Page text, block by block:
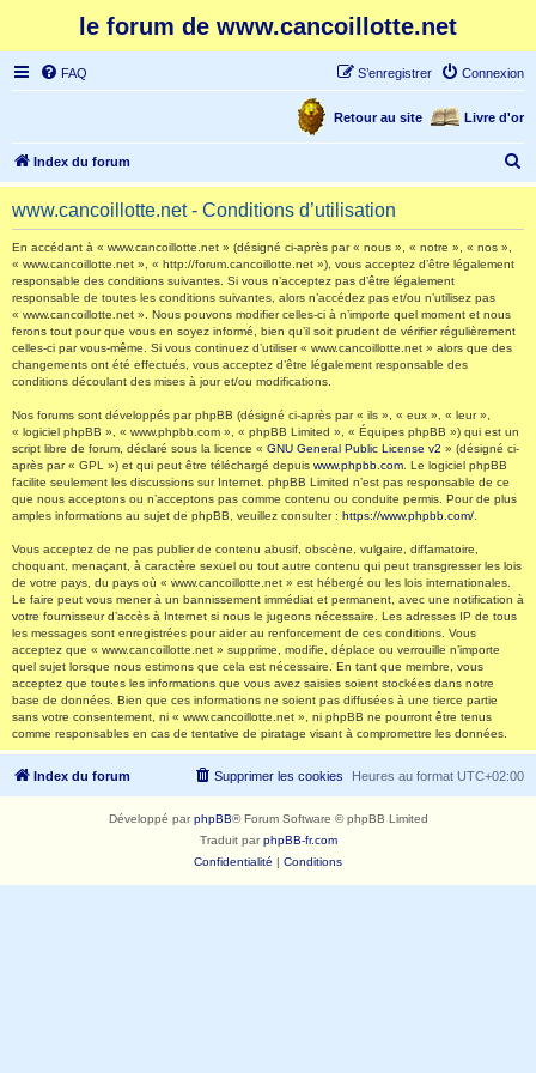
le forum de www.cancoillotte.net
FAQ Connexion
S’enregistrer
Livre d'or
Retour au site
Index du forum
e
www.cancoillotte.net - Conditions d’utilisation
En accédant à « www.cancoillotte.net » (désigné ci-après par « nous », « notre », « nos »,
« www.cancoillotte.net », « http://forum.cancoillotte.net »), vous acceptez d’être légalement
responsable des conditions suivantes. Si vous n’acceptez pas d’être légalement
responsable de toutes les conditions suivantes, alors n’accédez pas et/ou n’utilisez pas
« www.cancoillotte.net ». Nous pouvons modifier celles-ci à n’importe quel moment et nous
ferons tout pour que vous en soyez informé, bien qu’il soit prudent de vérifier régulièrement
celles-ci par vous-même. Si vous continuez d’utiliser « www.cancoillotte.net » alors que des
changements ont été effectués, vous acceptez d’être légalement responsable des
conditions découlant des mises à jour et/ou modifications.
Nos forums sont développés par phpBB (désigné ci-après par « ils », « eux », « leur »,
« logiciel phpBB », « www.phpbb.com », « phpBB Limited », « Équipes phpBB ») qui est un
script libre de forum, déclaré sous la licence « GNU General Public License v2 » (désigné ci-
après par « GPL ») et qui peut être téléchargé depuis www.phpbb.com . Le logiciel phpBB
facilite seulement les discussions sur Internet. phpBB Limited n’est pas responsable de ce
que nous acceptons ou n’acceptons pas comme contenu ou conduite permis. Pour de plus
amples informations au sujet de phpBB, veuillez consulter : https://www.phpbb.com/
Vous acceptez de ne pas publier de contenu abusif, obscène, vulgaire, diffamatoire,
choquant, menaçant, à caractère sexuel ou tout autre contenu qui peut transgresser les lois
de votre pays, du pays où « www.cancoillotte.net » est hébergé ou les lois internationales.
Le faire peut vous mener à un bannissement immédiat et permanent, avec une notification à
votre fournisseur d’accès à Internet si nous le jugeons nécessaire. Les adresses IP de tous
les messages sont enregistrées pour aider au renforcement de ces conditions. Vous
acceptez que « www.cancoillotte.net » supprime, modifie, déplace ou verrouille n’importe
quel sujet lorsque nous estimons que cela est nécessaire. En tant que membre, vous
acceptez que toutes les informations que vous avez saisies soient stockées dans notre
base de données. Bien que ces informations ne soient pas diffusées à une tierce partie
sans votre consentement, ni « www.cancoillotte.net », ni phpBB ne pourront être tenus
comme responsables en cas de tentative de piratage visant à compromettre les données.
Index du forum Heures au format UTC+02:00
Supprimer les cookies
Développé parphpBB® Forum Software © phpBB Limited
Traduit parphpBB-fr.com
Confidentialité | Conditions